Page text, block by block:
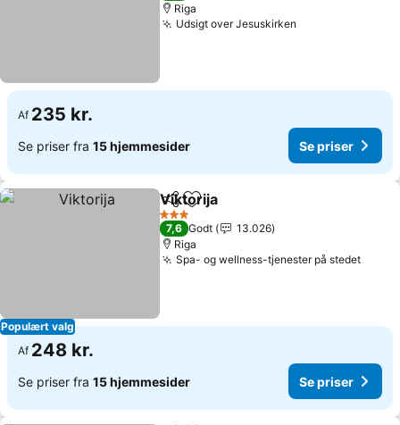
Riga
Udsigt over Jesuskirken
Af 235 kr.
Se priser fra 15 hjemmesider Se priser
Populært valg
Del Føj til favoritter
Viktorija
3 Stjerner
7,6 Godt
13.026
Riga
Spa- og wellness-tjenester på stedetSe
Af 248 kr.
Se priser fra 15 hjemmesider Se priser